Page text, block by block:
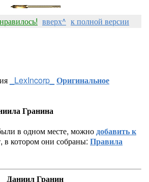
вверх^ к полной версии
_LexIncorp_ Оригинальное
Гранина
в одном месте, можнодобавить к
в котором они собраны: Правила
Даниил Гранин